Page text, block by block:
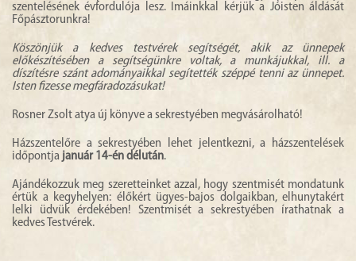
szentelésének évfordulója lesz. Imáinkkal kérjük a Jóisten áldását
Főpásztorunkra!
Köszönjük a kedves testvérek segítségét, akik az ünnepek
előkészítésében a segítségünkre voltak, a munkájukkal, ill. a
díszítésre szánt adományaikkal segítették széppé tenni az ünnepet.
Isten fizesse megfáradozásukat!
Rosner Zsolt atya új könyve a sekrestyében megvásárolható!
Házszentelőre a sekrestyében lehet jelentkezni, a házszentelések
időpontja január 14-én délután.
Ajándékozzuk meg szeretteinket azzal, hogy szentmisét mondatunk
értük a kegyhelyen: élőkért ügyes-bajos dolgaikban, elhunytakért
lelki üdvük érdekében! Szentmisét a sekrestyében írathatnak a
kedves Testvérek.